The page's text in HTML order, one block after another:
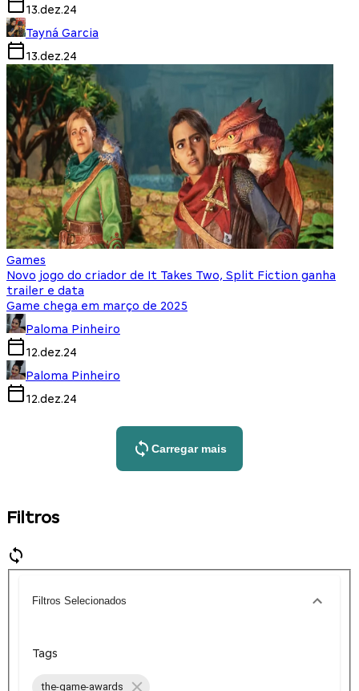
13.dez.24
Tayná Garcia
13.dez.24
Games
Novo jogo do criador de It Takes Two, Split Fiction ganha
trailer e data
Game chega em março de 2025
Paloma Pinheiro
12.dez.24
Paloma Pinheiro
12.dez.24
Carregar mais
Filtros
Filtros Selecionados
Tags
the-game-awards